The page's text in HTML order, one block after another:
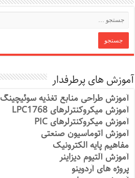
آموزش های پرطرفدار
آموزش طراحی منابع تغذیه سوئیچینگ
آموزش میکروکنترلرهای LPC1768
آموزش میکروکنترلرهای PIC
آموزش اتوماسیون صنعتی
مفاهیم پایه الکترونیک
آموزش آلتیوم دیزاینر
پروژه های آردوینو